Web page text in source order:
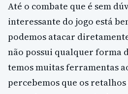
Até o combate que é sem
interessante do jogo está
podemos atacar
não possui qualquer forma
temos muitas ferramentas
percebemos que os